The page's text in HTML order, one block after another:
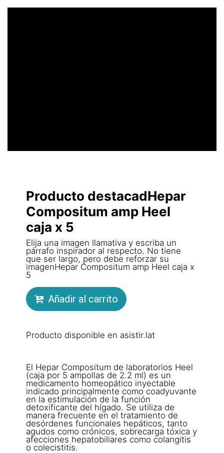
Producto destacadHepar
Compositum amp Heel
caja x 5
Elija una imagen llamativa y escriba un
párrafo inspirador al respecto. No tiene
que ser largo, pero debe reforzar su
imagenHepar Compositum amp Heel caja x
5
Añadir al carrito
Producto disponible en asistir.lat
El Hepar Compositum de laboratorios Heel
(caja por 5 ampollas de 2.2 ml) es un
medicamento homeopático inyectable
indicado principalmente como coadyuvante
en la estimulación de la función
detoxificante del hígado. Se utiliza de
manera frecuente en el tratamiento de
desórdenes funcionales hepáticos, tanto
agudos como crónicos, sobrecarga tóxica y
afecciones hepatobiliares como colangitis
o colecistitis.